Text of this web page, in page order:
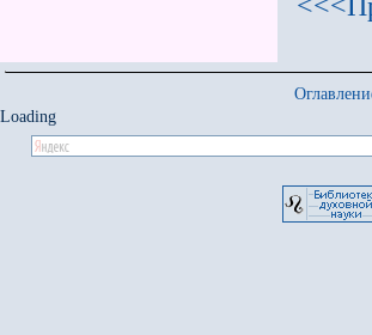
Loading